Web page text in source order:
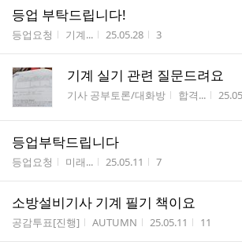
등업 부탁드립니다!
게시판명
등업요청 작성자
기계... 작성시간
25.05.28 조회수
3
기계 실기 관련 질문드려요
게시판명
기사 공부토론/대화방 작성자
합격... 작성
등업부탁드립니다
게시판명
등업요청 작성자
미래... 작성시간
25.05.11 조회수
7
소방설비기사 기계 필기 책이요
게시판명
공감투표[진행] 작성자
AUTUMN 작성시간
25.05.11 조회수
11